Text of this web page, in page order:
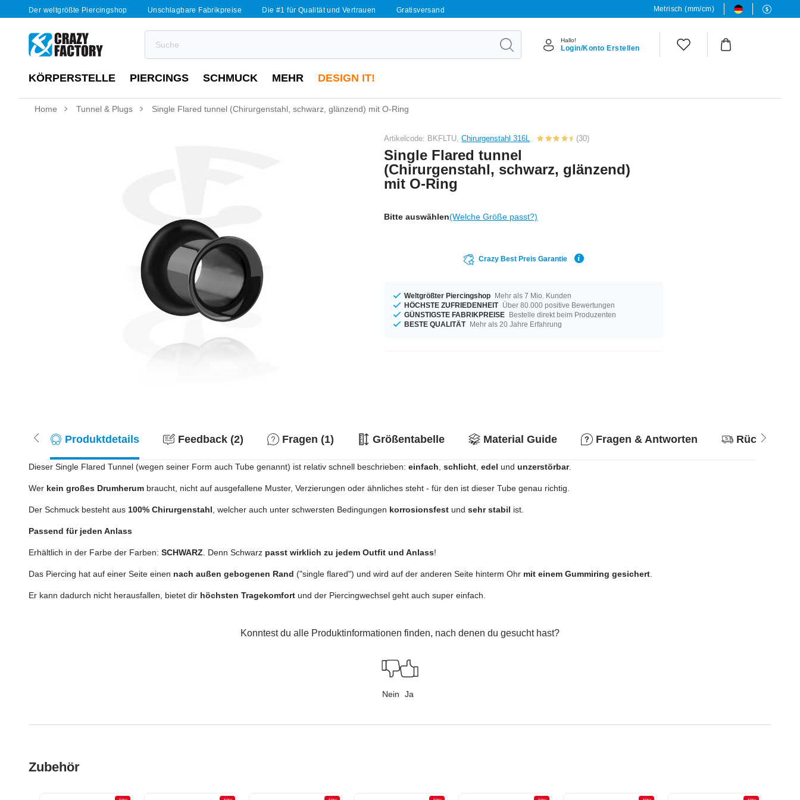
Der weltgrößte Piercingshop Unschlagbare Fabrikpreise Die #1 für Qualität und Vertrauen Gratisversand Metrisch (mm/cm)
Hallo!
Login/Konto Erstellen
KÖRPERSTELLE PIERCINGS SCHMUCK MEHR DESIGN IT!
Home Tunnel & Plugs Single Flared tunnel (Chirurgenstahl, schwarz, glänzend) mit O-Ring
Artikelcode: BKFLTU,Chirurgenstahl 316L (30)
Single Flared tunnel
(Chirurgenstahl, schwarz, glänzend)
mit O-Ring
Bitte auswählen(Welche Größe passt?)
Crazy Best Preis Garantie
Weltgrößter Piercingshop Mehr als 7 Mio. Kunden
HÖCHSTE ZUFRIEDENHEIT Über 80.000 positive Bewertungen
GÜNSTIGSTE FABRIKPREISE Bestelle direkt beim Produzenten
BESTE QUALITÄT Mehr als 20 Jahre Erfahrung
Produktdetails Feedback (2) Fragen (1) Größentabelle Material Guide Fragen & Antworten
Dieser Single Flared Tunnel (wegen seiner Form auch Tube genannt) ist relativ schnell beschrieben: einfach schlicht edel und unzerstörbar.
Wer kein großes Drumherum braucht, nicht auf ausgefallene Muster, Verzierungen oder ähnliches steht - für den ist dieser Tube genau richtig.
Der Schmuck besteht aus 100% Chirurgenstahl , welcher auch unter schwersten Bedingungen korrosionsfest und sehr stabil ist.
Passend für jeden Anlass
Erhältlich in der Farbe der Farben: SCHWARZ . Denn Schwarz passt wirklich zu jedem Outfit und Anlass!
Das Piercing hat auf einer Seite einen nach außen gebogenen Rand ("single flared") und wird auf der anderen Seite hinterm Ohr mit einem Gummiring gesichert
Er kann dadurch nicht herausfallen, bietet dir höchsten Tragekomfort und der Piercingwechsel geht auch super einfach.
Konntest du alle Produktinformationen finden, nach denen du gesucht hast?
Nein Ja
Zubehör